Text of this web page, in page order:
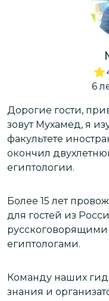
6
Дорогие гости,
зовут Мухамед, я
факультете
окончил
египтологии.
Более 15 лет
для гостей из
египтологами.
Команду наших
знания и